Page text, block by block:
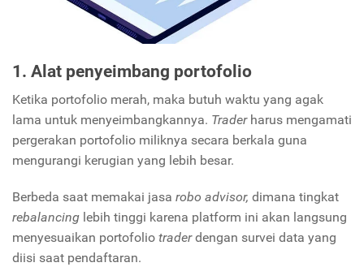
1. Alat penyeimbang portofolio
Ketika portofolio merah, maka butuh waktu yang agak
lama untuk menyeimbangkannya. Traderharus mengamati
pergerakan portofolio miliknya secara berkala guna
mengurangi kerugian yang lebih besar.
Berbeda saat memakai jasa robo advisor, dimana tingkat
rebalancing lebih tinggi karena platform ini akan langsung
menyesuaikan portofolio traderdengan survei data yang
diisi saat pendaftaran.